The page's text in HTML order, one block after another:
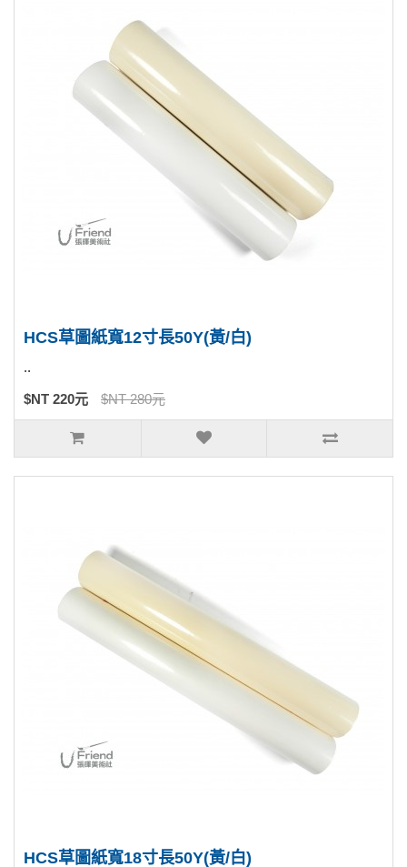
HCS草圖紙寬12寸長50Y(黃/白)
..
$NT 220元 $NT 280元
HCS草圖紙寬18寸長50Y(黃/白)